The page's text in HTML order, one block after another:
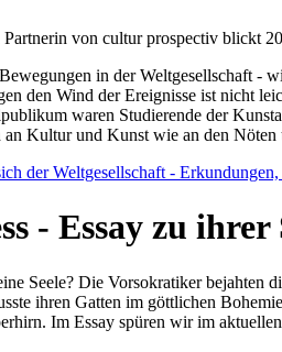
Partnerin von cultur prospectiv blickt
in der Weltgesellschaft -
den Wind der Ereignisse ist nicht
waren Studierende der
Kultur und Kunst wie an den
der Weltgesellschaft -
- Essay zu
Seele? Die Vorsokratiker bejahten
ihren Gatten im göttlichen
Im Essay spüren wir im